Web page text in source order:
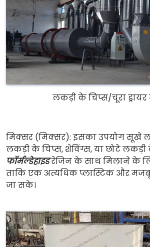
लकड़ी के चिप्स/चूरा
मिक्सर (मिक्सर): इसका उपयोग सूखे
लकड़ी के चिप्स, शेविंग्स, या छोटे
फॉर्मल्डेहाइडरेजिन के साथ मिलाने के
ताकि एक अत्यधिक प्लास्टिक और
जा सके।